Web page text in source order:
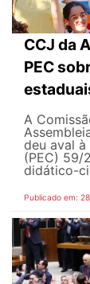
CCJ da
PEC
A
deu aval
(PEC) 59/
didático-
Publicado em: